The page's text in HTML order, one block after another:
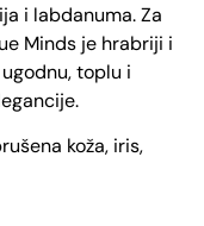
i labdanuma. Za
Minds je hrabriji i
toplu i
koža, iris,